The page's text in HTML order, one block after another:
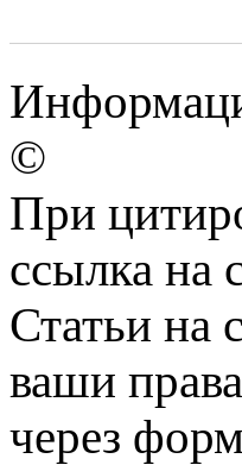
©
При
ссылка на
Статьи на
ваши
через